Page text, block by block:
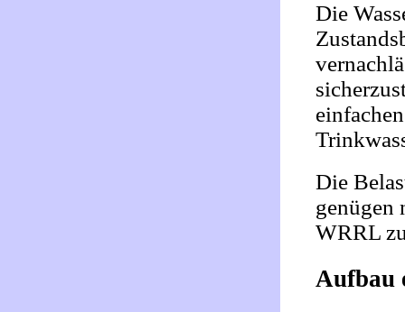
Die
Die
genügen
WRRL
Aufbau